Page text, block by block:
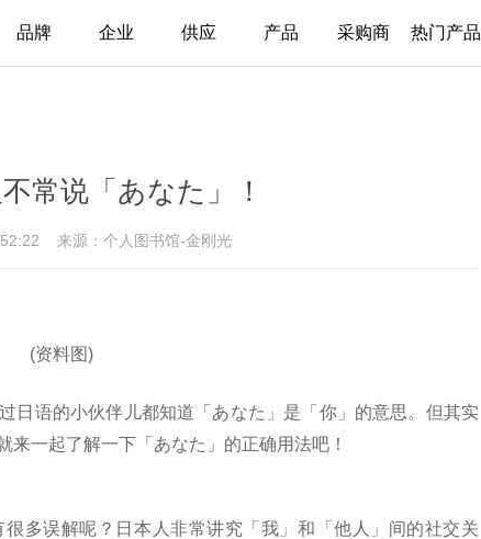
品牌 企业 供应 产品 采购商 热门产品
常说「あなた」！
来源：个人图书馆-金刚光
(资料图)
日语的小伙伴儿都知道「あなた」是「你」的意思。但其实
一起了解一下「あなた」的正确用法吧！
多误解呢？日本人非常讲究「我」和「他人」间的社交关